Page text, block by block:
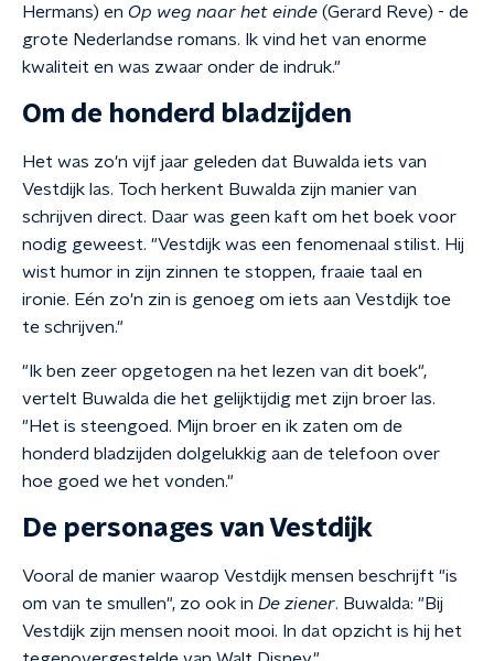
Hermans) en Op weg naar het einde (Gerard Reve) - de
grote Nederlandse romans. Ik vind het van enorme
kwaliteit en was zwaar onder de indruk."
Om de honderd bladzijden
Het was zo'n vijf jaar geleden dat Buwalda iets van
Vestdijk las. Toch herkent Buwalda zijn manier van
schrijven direct. Daar was geen kaft om het boek voor
nodig geweest. "Vestdijk was een fenomenaal stilist. Hij
wist humor in zijn zinnen te stoppen, fraaie taal en
ironie. Eén zo'n zin is genoeg om iets aan Vestdijk toe
te schrijven."
"Ik ben zeer opgetogen na het lezen van dit boek",
vertelt Buwalda die het gelijktijdig met zijn broer las.
"Het is steengoed. Mijn broer en ik zaten om de
honderd bladzijden dolgelukkig aan de telefoon over
hoe goed we het vonden."
De personages van Vestdijk
Vooral de manier waarop Vestdijk mensen beschrijft "is
om van te smullen", zo ook in De ziener. Buwalda: "Bij
Vestdijk zijn mensen nooit mooi. In dat opzicht is hij het